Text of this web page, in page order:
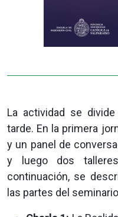
La actividad se
tarde. En la primera
y un panel de
y luego dos
continuación, se
las partes del